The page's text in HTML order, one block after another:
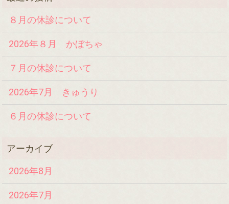
８月の休診について
2026年８月 かぼちゃ
７月の休診について
2026年7月 きゅうり
６月の休診について
2026年8月
2026年7月